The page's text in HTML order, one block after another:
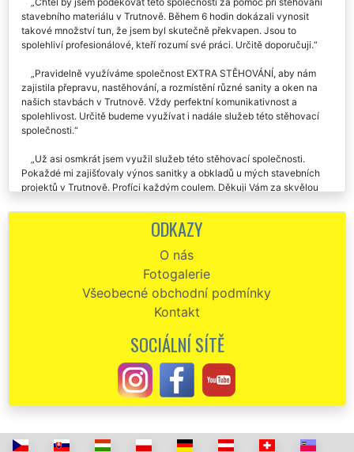
Chtěl by jsem poděkovat této společnosti za pomoc při stěhování
stavebního materiálu v Trutnově. Během 6 hodin dokázali vynosit
takové množství tun, že jsem byl skutečně překvapen. Jsou to
Pravidelně využíváme společnost EXTRA STĚHOVÁNÍ, aby nám
zajistila přepravu, nastěhování, a rozmístění různé sanity a oken na
našich stavbách v Trutnově. Vždy perfektní komunikativnost a
spolehlivost. Určitě budeme využívat i nadále služeb této stěhovací
Už asi osmkrát jsem využil služeb této stěhovací společnosti.
Pokaždé mi zajišťovaly výnos sanitky a obkladů u mých stavebních
Na základě doporučení jsem využila služeb společnosti EXTRA
STĚHOVÁNÍ, aby mi zajistili různé rozmístění stavebních materiálů v
mé novostavbě. Jsou přesný, spolehlivý a pracovitý. Jejich stěhovací
práci doporučuji.
ODKAZY
O nás
Fotogalerie
Všeobecné obchodní podmínky
Kontakt
SOCIÁLNÍ SÍTĚ